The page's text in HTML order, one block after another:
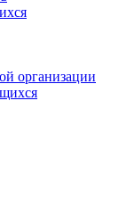
организации